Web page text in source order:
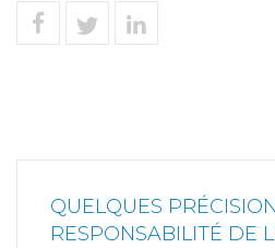
QUELQUES
RESPONSABILITÉ DE